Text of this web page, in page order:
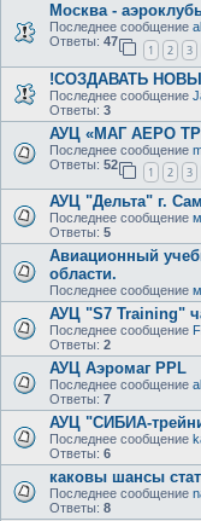
Москва -
Последнее сообщение
Ответы: 47
1 2 3
!СОЗДАВАТЬ
Последнее сообщение
Ответы: 3
АУЦ «МАГ АЕРО
Последнее сообщение
Ответы: 52
1 2 3
АУЦ "Дельта" г.
Последнее сообщение
Ответы: 5
Авиационный
области.
Последнее сообщение
АУЦ "S7 Training"
Последнее сообщение
Ответы: 2
АУЦ Аэромаг PPL
Последнее сообщение
Ответы: 7
АУЦ "СИБИА-
Последнее сообщение
Ответы: 6
каковы шансы
Последнее сообщение
Ответы: 8